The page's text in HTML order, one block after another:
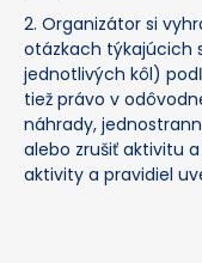
2. Organizátor si
otázkach týkajúcich
jednotlivých kôl)
tiež právo v
náhrady,
alebo zrušiť aktivitu
aktivity a pravidiel